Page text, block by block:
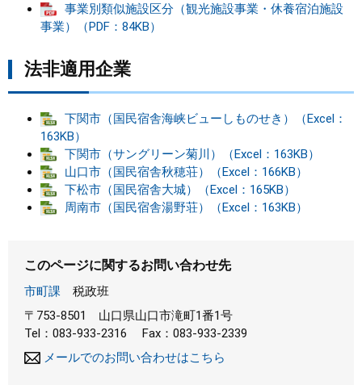
事業別類似施設区分（観光施設事業・休養宿泊施設
事業）（PDF：84KB）
法非適用企業
下関市（国民宿舎海峡ビューしものせき）（Excel：
163KB）
下関市（サングリーン菊川）（Excel：163KB）
山口市（国民宿舎秋穂荘）（Excel：166KB）
下松市（国民宿舎大城）（Excel：165KB）
周南市（国民宿舎湯野荘）（Excel：163KB）
このページに関するお問い合わせ先
市町課
税政班
〒753-8501
山口県山口市滝町1番1号
Tel：083-933-2316
Fax：083-933-2339
メールでのお問い合わせはこちら